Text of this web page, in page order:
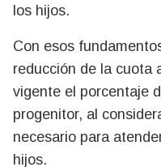
los hijos.
Con esos
reducción de la cuota
vigente el porcentaje
progenitor, al
necesario para
hijos.